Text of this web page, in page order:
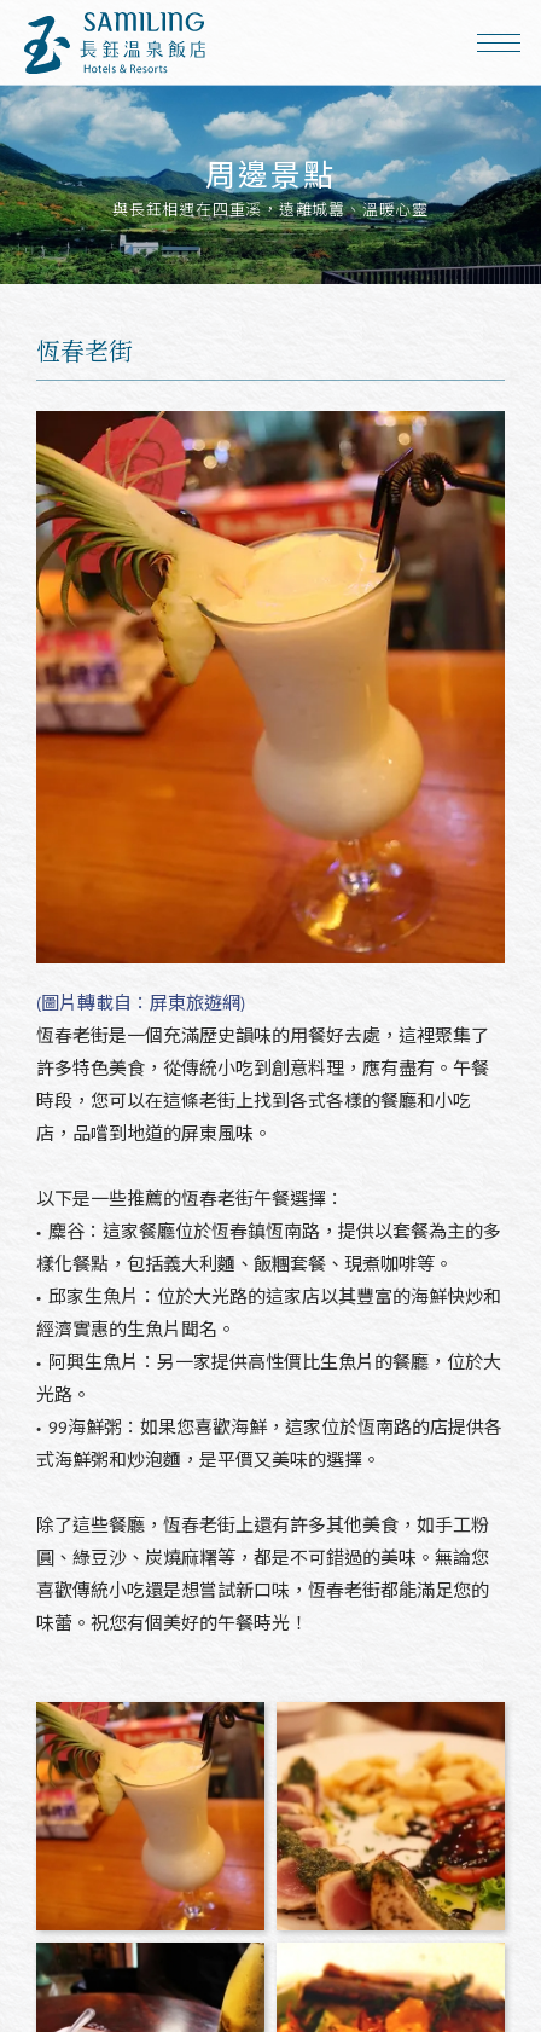
周邊景點
與長鈺相遇在四重溪，遠離城囂、溫暖心靈
恆春老街
(圖片轉載自：屏東旅遊網)
恆春老街是一個充滿歷史韻味的用餐好去處，這裡聚集了
許多特色美食，從傳統小吃到創意料理，應有盡有。午餐
時段，您可以在這條老街上找到各式各樣的餐廳和小吃
店，品嚐到地道的屏東風味。
以下是一些推薦的恆春老街午餐選擇：
• 麋谷：這家餐廳位於恆春鎮恆南路，提供以套餐為主的多
樣化餐點，包括義大利麵、飯糰套餐、現煮咖啡等。
• 邱家生魚片：位於大光路的這家店以其豐富的海鮮快炒和
經濟實惠的生魚片聞名。
• 阿興生魚片：另一家提供高性價比生魚片的餐廳，位於大
光路。
• 99海鮮粥：如果您喜歡海鮮，這家位於恆南路的店提供各
式海鮮粥和炒泡麵，是平價又美味的選擇。
除了這些餐廳，恆春老街上還有許多其他美食，如手工粉
圓、綠豆沙、炭燒麻糬等，都是不可錯過的美味。無論您
喜歡傳統小吃還是想嘗試新口味，恆春老街都能滿足您的
味蕾。祝您有個美好的午餐時光！